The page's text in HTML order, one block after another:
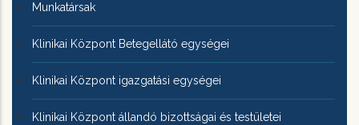
Munkatársak
Klinikai Központ Betegellátó egységei
Klinikai Központ igazgatási egységei
Klinikai Központ állandó bizottságai és testületei